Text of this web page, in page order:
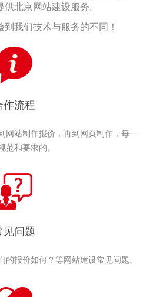
北京网站建设服务。
我们技术与服务的不同！
作流程
网站制作报价，再到网页制作，每一
范和要求的。
见问题
的报价如何？等网站建设常见问题。